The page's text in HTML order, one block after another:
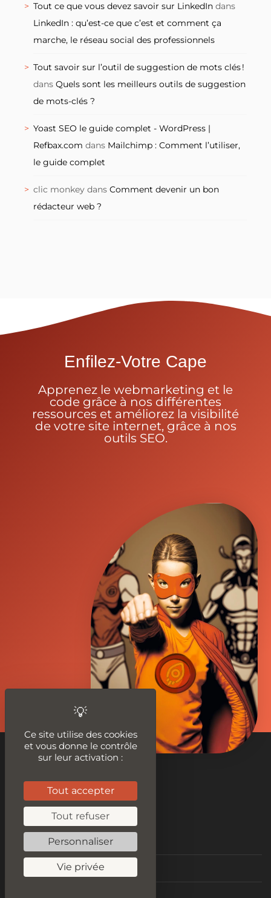
Tout ce que vous devez savoir sur LinkedIn dans
LinkedIn : qu’est-ce que c’est et comment ça
marche, le réseau social des professionnels
Tout savoir sur l’outil de suggestion de mots clés !
dans Quels sont les meilleurs outils de suggestion
de mots-clés ?
Yoast SEO le guide complet - WordPress |
Refbax.com dans Mailchimp : Comment l’utiliser,
le guide complet
clic monkey dans Comment devenir un bon
rédacteur web ?
Enfilez-Votre Cape
Apprenez le webmarketing et le
code grâce à nos différentes
ressources et améliorez la visibilité
de votre site internet, grâce à nos
outils SEO.
Nos outils
Tester le plagiat
Ce site utilise des cookies
et vous donne le contrôle
sur leur activation :
Tout accepter
Tout refuser
Personnaliser
Vie privée